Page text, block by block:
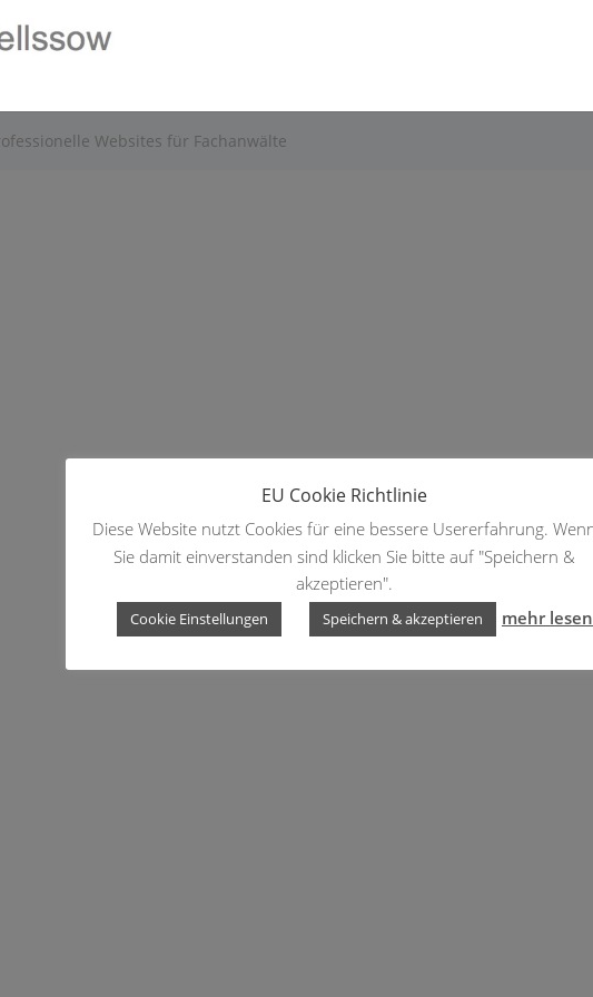
Websites für Fachanwälte
EU Cookie Richtlinie
Diese Website nutzt Cookies für eine bessere Usererfahrung.
Sie damit einverstanden sind klicken Sie bitte auf "Speichern &
akzeptieren".
Cookie Einstellungen Speichern & akzeptieren mehr lesen